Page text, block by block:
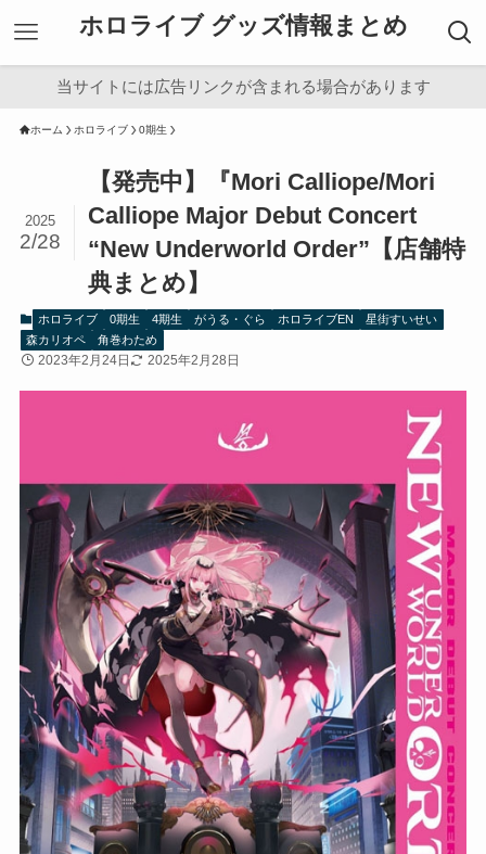
ホロライブ グッズ情報まとめ
当サイトには広告リンクが含まれる場合があります
ホーム ホロライブ 0期生
【発売中】『Mori Calliope/Mori
Calliope Major Debut Concert
“New Underworld Order”【店舗特
典まとめ】
2025
2/28
ホロライブ 0期生 4期生 がうる・ぐら ホロライブEN
星街すいせい
森カリオペ
角巻わため
2023年2月24日 2025年2月28日